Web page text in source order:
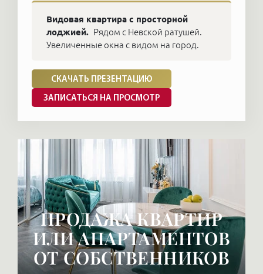
Видовая квартира с просторной
лоджией. Рядом с Невской ратушей.
Увеличенные окна с видом на город.
СКАЧАТЬ ПРЕЗЕНТАЦИЮ
ЗАПИСАТЬСЯ НА ПРОСМОТР
ПРОДАЖА КВАРТИР
ИЛИ АПАРТАМЕНТОВ
ОТ СОБСТВЕННИКОВ